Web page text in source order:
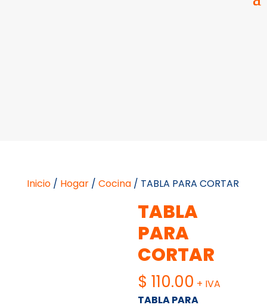
Inicio/ Hogar/ Cocina/ TABLA PARA CORTAR
TABLA
PARA
CORTAR
$ 110.00 + IVA
TABLA PARA